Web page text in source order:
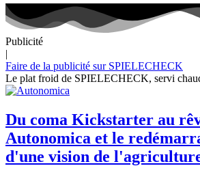
Publicité
|
Faire de la publicité sur SPIELECHECK
Le plat froid de SPIELECHECK, servi
Du coma Kickstarter au
Autonomica et le
d'une vision de